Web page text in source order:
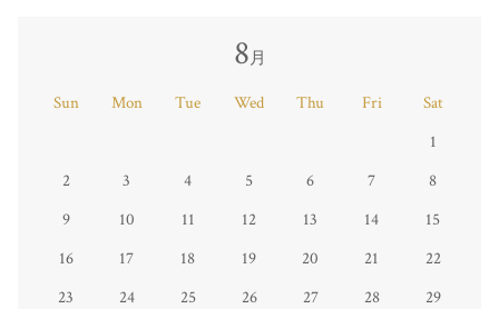
8月
Sun Mon Tue Wed Thu Fri
Sat
1
2
3 4 5 6 7
8
9
10 11 12 13 14
15
16
17 18 19 20 21
22
23
24 25 26 27 28
29